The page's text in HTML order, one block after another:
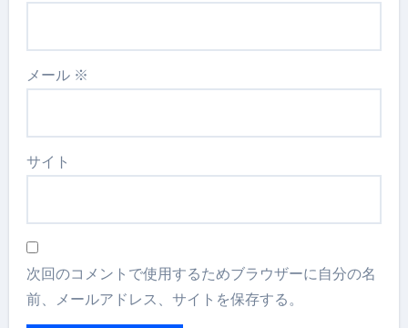
メール ※
サイト
次回のコメントで使用するためブラウザーに自分の名
前、メールアドレス、サイトを保存する。